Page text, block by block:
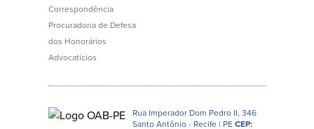
Correspondência
Procuradoria de Defesa
dos Honorários
Advocatícios
Rua Imperador Dom Pedro II, 346
Santo Antônio - Recife | PECEP: